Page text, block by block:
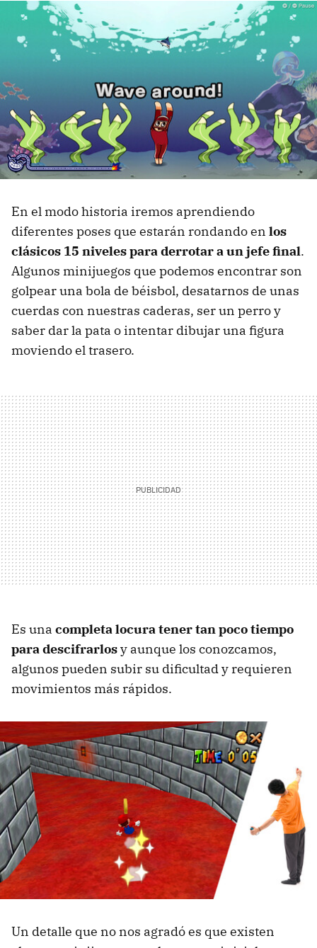
En el modo historia iremos aprendiendo
diferentes poses que estarán rondando en los
clásicos 15 niveles para derrotar a un jefe final.
Algunos minijuegos que podemos encontrar son
golpear una bola de béisbol, desatarnos de unas
cuerdas con nuestras caderas, ser un perro y
saber dar la pata o intentar dibujar una figura
moviendo el trasero.
Es una completa locura tener tan poco tiempo
para descifrarlosy aunque los conozcamos,
algunos pueden subir su dificultad y requieren
movimientos más rápidos.
Un detalle que no nos agradó es que existen